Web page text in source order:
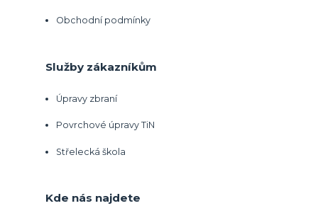
Obchodní podmínky
Služby zákazníkům
Úpravy zbraní
Povrchové úpravy TiN
Střelecká škola
Kde nás najdete